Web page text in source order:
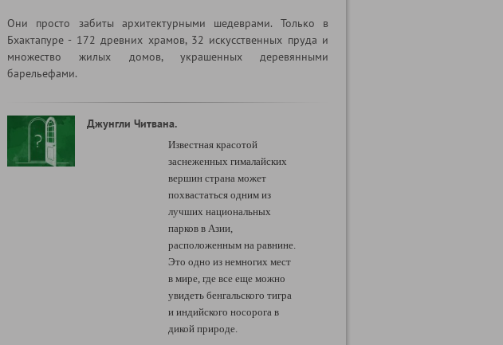
Они просто забиты архитектурными шедеврами. Только в
Бхактапуре - 172 древних храмов, 32 искусственных пруда и
множество жилых домов, украшенных деревянными
барельефами.
Джунгли Читвана.
Известная красотой
заснеженных гималайских
вершин страна может
похвастаться одним из
лучших национальных
парков в Азии,
расположенным на равнине.
Это одно из немногих мест
в мире, где все еще можно
увидеть бенгальского тигра
и индийского носорога в
дикой природе.